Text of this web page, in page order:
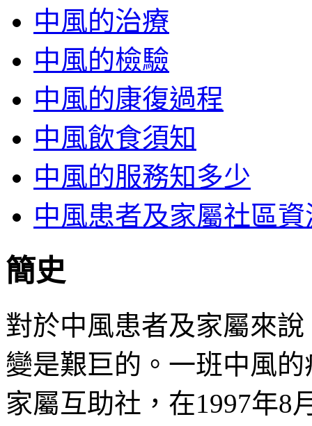
中風的治療
中風的檢驗
中風的康復過程
中風飲食須知
中風的服務知多少
中風患者及家屬社區資
簡史
對於中風患者及家屬來
變是艱巨的。一班中風
家屬互助社，在1997年8